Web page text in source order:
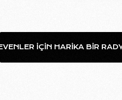
IÇIN HARIKA BIR